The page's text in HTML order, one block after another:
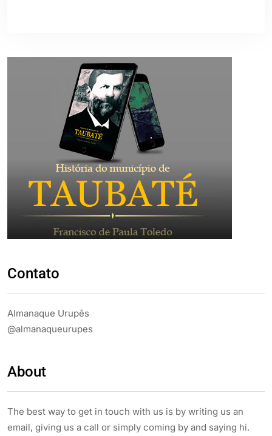
Contato
Almanaque Urupês
@almanaqueurupes
About
The best way to get in touch with us is by writing us an
email, giving us a call or simply coming by and saying hi.